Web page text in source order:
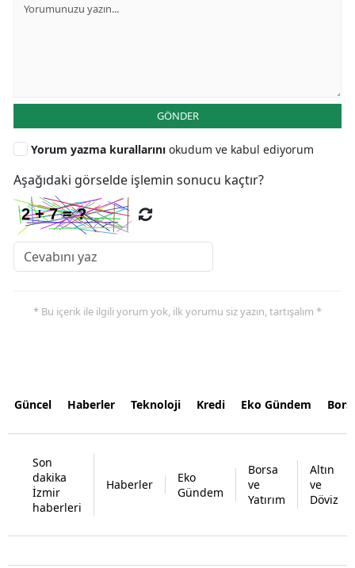
GÖNDER
Yorum yazma kurallarını okudum ve kabul ediyorum
Aşağıdaki görselde işlemin sonucu kaçtır?
* Bu içerik ile ilgili yorum yok, ilk yorumu siz yazın, tartışalım *
Güncel Haberler Teknoloji Kredi Eko Gündem
Son
dakika
İzmir
haberleri
Haberler
Eko
Gündem
Borsa
ve
Yatırım
Altın
ve
Döviz